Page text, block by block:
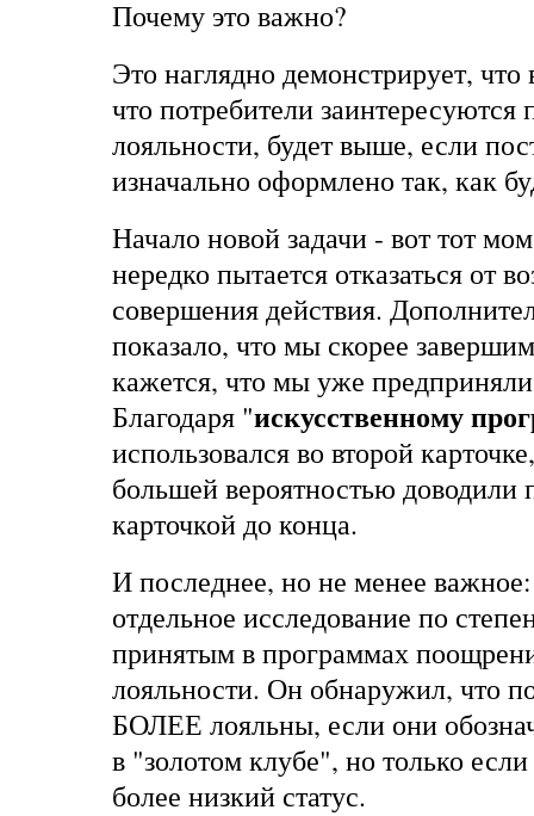
Почему это важно?
Это наглядно демонстрирует, что
что потребители
лояльности, будет выше, если
изначально оформлено так, как
Начало новой задачи - вот тот
нередко пытается отказаться от
совершения действия.
показало, что мы скорее
кажется, что мы уже
Благодаря "искусственному
использовался во второй
большей вероятностью доводили
карточкой до конца.
И последнее, но не менее
отдельное исследование по
принятым в программах
лояльности. Он обнаружил, что
БОЛЕЕ лояльны, если они
в "золотом клубе", но только
более низкий статус.